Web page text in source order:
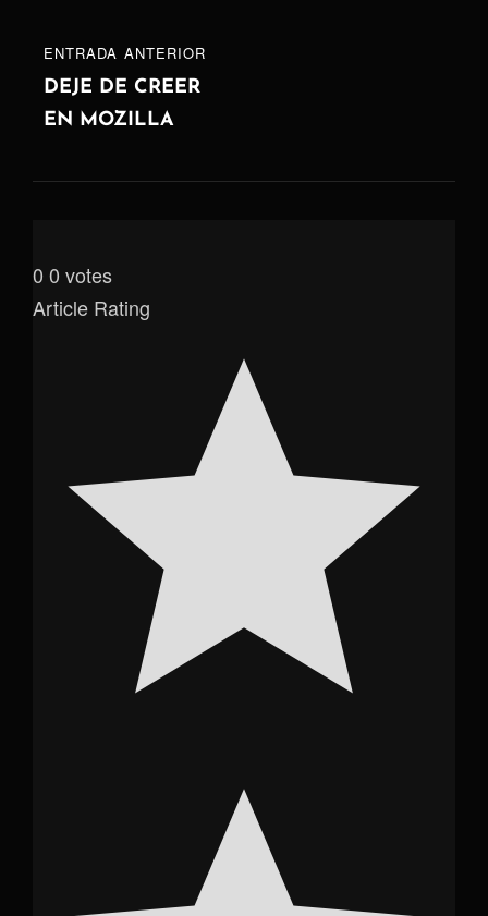
ENTRADA
ANTERIOR
ENTRADA ANTERIOR
DEJE DE CREER
EN MOZILLA
0 0 votes
Article Rating